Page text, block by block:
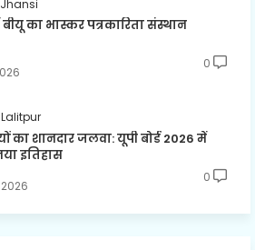
Jhansi
का भास्कर पत्रकारिता संस्थान
0
Lalitpur
का शानदार जलवा: यूपी बोर्ड 2026 में
इतिहास
2026
0